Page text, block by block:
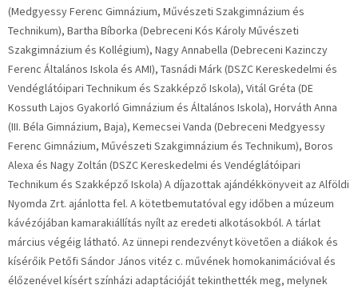
(Medgyessy Ferenc Gimnázium, Művészeti Szakgimnázium és
Technikum), Bartha Bíborka (Debreceni Kós Károly Művészeti
Szakgimnázium és Kollégium), Nagy Annabella (Debreceni Kazinczy
Ferenc Általános Iskola és AMI), Tasnádi Márk (DSZC Kereskedelmi és
Vendéglátóipari Technikum és Szakképző Iskola), Vitál Gréta (DE
Kossuth Lajos Gyakorló Gimnázium és Általános Iskola), Horváth Anna
(III. Béla Gimnázium, Baja), Kemecsei Vanda (Debreceni Medgyessy
Ferenc Gimnázium, Művészeti Szakgimnázium és Technikum), Boros
Alexa és Nagy Zoltán (DSZC Kereskedelmi és Vendéglátóipari
Technikum és Szakképző Iskola) A díjazottak ajándékkönyveit az Alföldi
Nyomda Zrt. ajánlotta fel. A kötetbemutatóval egy időben a múzeum
kávézójában kamarakiállítás nyílt az eredeti alkotásokból. A tárlat
március végéig látható. Az ünnepi rendezvényt követően a diákok és
kísérőik Petőfi Sándor János vitéz c. művének homokanimációval és
élőzenével kísért színházi adaptációját tekinthették meg, melynek